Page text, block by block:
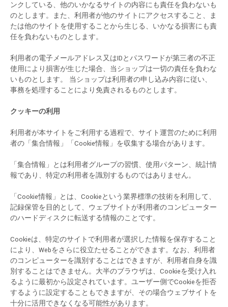
ンクしている、他のいかなるサイトの内容にも責任を負わないも
のとします。また、利用者が他のサイトにアクセスすること、ま
たは他のサイトを使用することから生じる、いかなる損害にも責
任を負わないものとします。
利用者の電子メールアドレス又はIDとパスワードが第三者の不正
使用により損害が生じた場合、当ショップは一切の責任を負わな
いものとします。 当ショップは利用者の申し込み内容に従い、
事務を処理することにより免責されるものとします。
クッキーの利用
利用者が本サイトをご利用する過程で、サイト運営のために利用
者の「集合情報」「Cookie情報」を収集する場合があります。
「集合情報」とは利用者グループの習慣、使用パターン、統計情
報であり、特定の利用者を識別するものではありません。
「Cookie情報」とは、Cookieという業界標準の技術を利用して、
記録保管を目的として、ウェブサイトが利用者のコンピューター
のハードディスクに転送する情報のことです。
Cookieは、特定のサイトで利用者が選択した情報を保存すること
により、Webをさらに役立たせることができます。なお、利用者
のコンピューターを識別することはできますが、利用者自身を識
別することはできません。大半のブラウザは、Cookieを受け入れ
るように最初から設定されています。ユーザー側でCookieを拒否
するように設定することもできますが、その場合ウェブサイトを
十分に活用できなくなる可能性があります。